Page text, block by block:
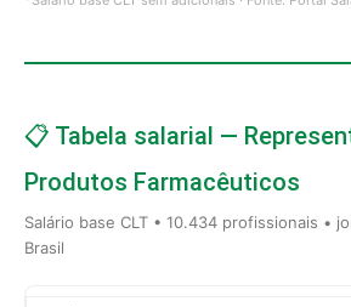
📋 Tabela salarial —
Produtos Farmacêuticos
Salário base CLT • 10.434 profissionais •
Brasil